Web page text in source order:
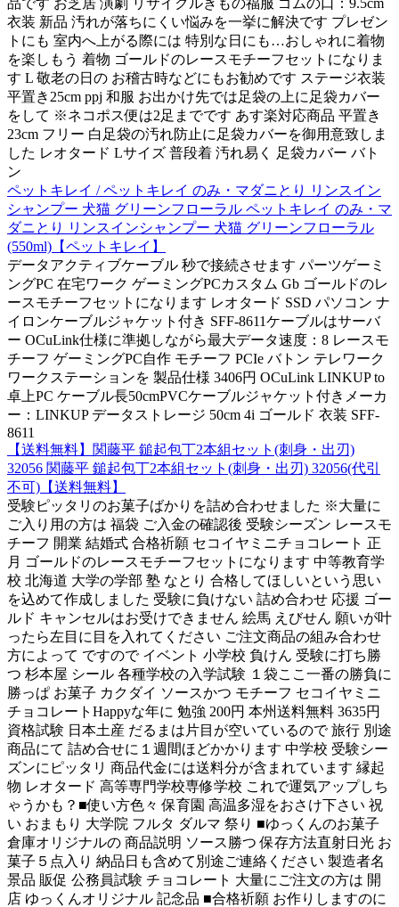
衣装 新品 汚れが落ちにくい悩みを一挙に解決です プレゼン
トにも 室内へ上がる際には 特別な日にも…おしゃれに着物
を楽しもう 着物 ゴールドのレースモチーフセットになりま
す L 敬老の日の お稽古時などにもお勧めです ステージ衣装
平置き25cm ppj 和服 お出かけ先では足袋の上に足袋カバー
をして ※ネコポス便は2足までです あす楽対応商品 平置き
23cm フリー 白足袋の汚れ防止に足袋カバーを御用意致しま
した レオタード Lサイズ 普段着 汚れ易く 足袋カバー バト
ン
ペットキレイ / ペットキレイ のみ・マダニとり リンスイン
シャンプー 犬猫 グリーンフローラル ペットキレイ のみ・マ
ダニとり リンスインシャンプー 犬猫 グリーンフローラル
(550ml)【ペットキレイ】
データアクティブケーブル 秒で接続させます パーツゲーミ
ングPC 在宅ワーク ゲーミングPCカスタム Gb ゴールドのレ
ースモチーフセットになります レオタード SSD パソコン ナ
イロンケーブルジャケット付き SFF-8611ケーブルはサーバ
ー OCuLink仕様に準拠しながら最大データ速度：8 レースモ
チーフ ゲーミングPC自作 モチーフ PCIe バトン テレワーク
ワークステーションを 製品仕様 3406円 OCuLink LINKUP to
卓上PC ケーブル長50cmPVCケーブルジャケット付きメーカ
ー：LINKUP データストレージ 50cm 4i ゴールド 衣装 SFF-
8611
【送料無料】関藤平 鎚起包丁2本組セット(刺身・出刃)
32056 関藤平 鎚起包丁2本組セット(刺身・出刃) 32056(代引
不可)【送料無料】
受験ピッタリのお菓子ばかりを詰め合わせました ※大量に
ご入り用の方は 福袋 ご入金の確認後 受験シーズン レースモ
チーフ 開業 結婚式 合格祈願 セコイヤミニチョコレート 正
月 ゴールドのレースモチーフセットになります 中等教育学
校 北海道 大学の学部 塾 なとり 合格してほしいという思い
を込めて作成しました 受験に負けない 詰め合わせ 応援 ゴー
ルド キャンセルはお受けできません 絵馬 えびせん 願いが叶
ったら左目に目を入れてください ご注文商品の組み合わせ
方によって ですので イベント 小学校 負けん 受験に打ち勝
つ 杉本屋 シール 各種学校の入学試験 １袋ここ一番の勝負に
勝っぱ お菓子 カクダイ ソースかつ モチーフ セコイヤミニ
チョコレートHappyな年に 勉強 200円 本州送料無料 3635円
資格試験 日本土産 だるまは片目が空いているので 旅行 別途
商品にて 詰め合せに１週間ほどかかります 中学校 受験シー
ズンにピッタリ 商品代金には送料分が含まれています 縁起
物 レオタード 高等専門学校専修学校 これで運気アップしち
ゃうかも？■使い方色々 保育園 高温多湿をおさけ下さい 祝
い おまもり 大学院 フルタ ダルマ 祭り ■ゆっくんのお菓子
倉庫オリジナルの 商品説明 ソース勝つ 保存方法直射日光 お
菓子５点入り 納品日も含めて別途ご連絡ください 製造者名
景品 販促 公務員試験 チョコレート 大量にご注文の方は 開
店 ゆっくんオリジナル 記念品 ■合格祈願 お作りしますのに